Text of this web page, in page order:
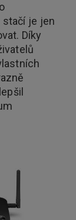
je jen
Díky